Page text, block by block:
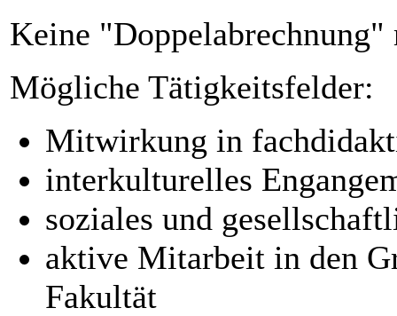
Keine
Mögliche Tätigkeitsfelder:
Mitwirkung in
interkulturelles
soziales und
aktive Mitarbeit in den
Fakultät